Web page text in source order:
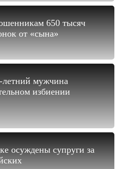
650 тысяч
от «сына»
мужчина
избиении
осуждены супруги за